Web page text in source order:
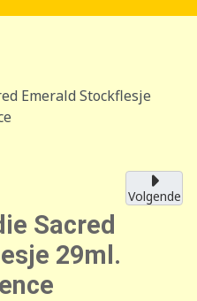
Emerald Stockflesje
Volgende
Sacred
29ml.